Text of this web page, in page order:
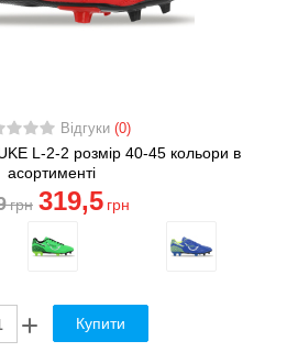
Відгуки (0)
L-2-2 розмір 40-45 кольори в
асортименті
грн 319,5 грн
Купити